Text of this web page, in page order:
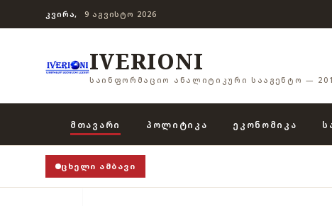
ᲙᲕᲘᲠᲐ, 9 ᲐᲒᲕᲘᲡᲢᲝ 2026
IVERIONI
ᲡᲐᲘᲜᲤᲝᲠᲛᲐᲪᲘᲝ ᲐᲜᲐᲚᲘᲢᲘᲙᲣᲠᲘ ᲡᲐᲐᲒᲔᲜᲢᲝ —
ᲛᲗᲐᲕᲐᲠᲘ ᲞᲝᲚᲘᲢᲘᲙᲐ ᲔᲙᲝᲜᲝᲛᲘᲙᲐ
ᲪᲮᲔᲚᲘ ᲐᲛᲑᲐᲕᲘ